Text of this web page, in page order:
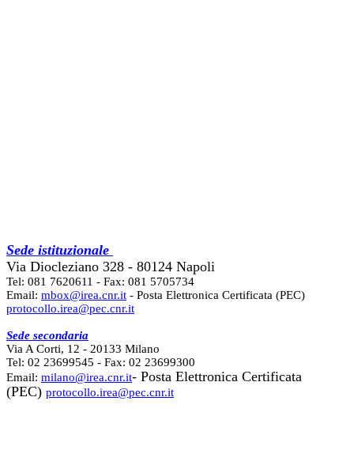
Sede istituzionale
Via Diocleziano 328 - 80124 Napoli
Tel: 081 7620611 - Fax: 081 5705734
Email: mbox@irea.cnr.it - Posta Elettronica Certificata (PEC)
protocollo.irea@pec.cnr.it
Sede secondaria
Via A Corti, 12 - 20133 Milano
Tel: 02 23699545 - Fax: 02 23699300
Email: milano@irea.cnr.it- Posta Elettronica Certificata
(PEC) protocollo.irea@pec.cnr.it